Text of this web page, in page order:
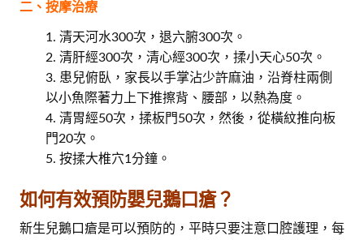
二、按摩治療
清天河水300次，退六腑300次。
清肝經300次，清心經300次，揉小天心50次。
患兒俯臥，家長以手掌沾少許麻油，沿脊柱兩側
以小魚際著力上下推擦背、腰部，以熱為度。
清胃經50次，揉板門50次，然後，從橫紋推向板
門20次。
按揉大椎穴1分鐘。
如何有效預防嬰兒鵝口瘡？
新生兒鵝口瘡是可以預防的，平時只要注意口腔護理，每